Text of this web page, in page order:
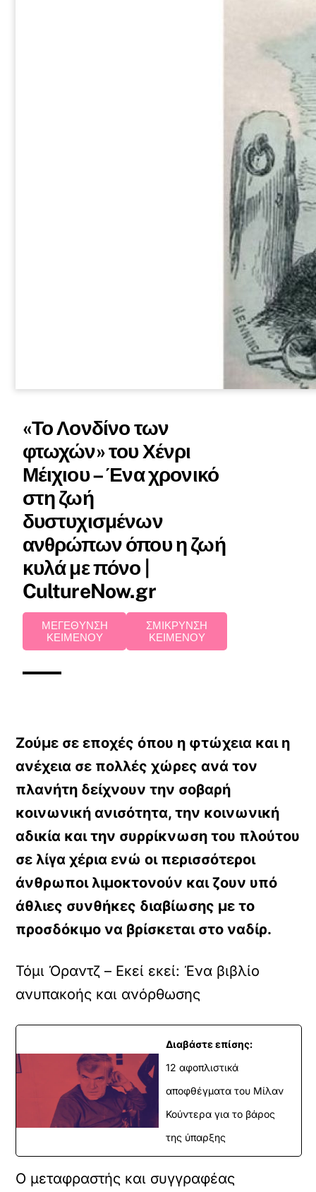
«Το Λονδίνο των
φτωχών» του Χένρι
Μέιχιου – Ένα χρονικό
στη ζωή
δυστυχισμένων
ανθρώπων όπου η ζωή
κυλά με πόνο |
CultureNow.gr
ΜΕΓΕΘΥΝΣΗ
ΚΕΙΜΕΝΟΥ
ΣΜΙΚΡΥΝΣΗ
ΚΕΙΜΕΝΟΥ
Ζούμε σε εποχές όπου η φτώχεια και η
ανέχεια σε πολλές χώρες ανά τον
πλανήτη δείχνουν την σοβαρή
κοινωνική ανισότητα, την κοινωνική
αδικία και την συρρίκνωση του πλούτου
σε λίγα χέρια ενώ οι περισσότεροι
άνθρωποι λιμοκτονούν και ζουν υπό
άθλιες συνθήκες διαβίωσης με το
προσδόκιμο να βρίσκεται στο ναδίρ.
Τόμι Όραντζ – Εκεί εκεί: Ένα βιβλίο
ανυπακοής και ανόρθωσης
Διαβάστε επίσης:
12 αφοπλιστικά
αποφθέγματα του Μίλαν
Κούντερα για το βάρος
της ύπαρξης
Ο μεταφραστής και συγγραφέας